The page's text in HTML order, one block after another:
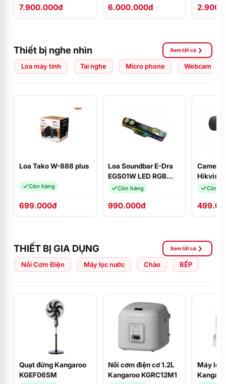
7.900.000đ 6.000.000đ
Thiết bị nghe nhìn Xem tất cả
Loa máy tính Tai nghe Micro phone Webcam
Loa Tako W-888 plus
Còn hàng
699.000đ
Loa Soundbar E-Dra
EGS01W LED RGB
(USB Bluetooth, PC,
Còn hàng
990.000đ
Camera
(3.6mm
Còn
THIẾT BỊ GIA DỤNG Xem tất cả
Nồi Cơm Điện Máy lọc nước Chảo BẾP
Quạt đứng Kangaroo
KGEF06SM
Nồi cơm điện cơ 1.2L
Kangaroo KGRC12M1
Máy lọc